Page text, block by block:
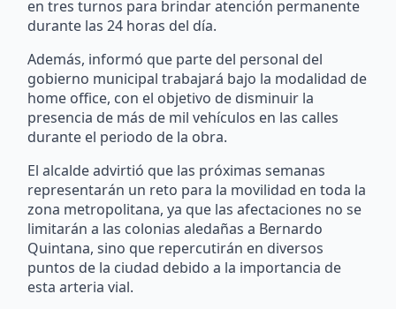
en tres turnos para brindar atención permanente
durante las 24 horas del día.
Además, informó que parte del personal del
gobierno municipal trabajará bajo la modalidad de
home office, con el objetivo de disminuir la
presencia de más de mil vehículos en las calles
durante el periodo de la obra.
El alcalde advirtió que las próximas semanas
representarán un reto para la movilidad en toda la
zona metropolitana, ya que las afectaciones no se
limitarán a las colonias aledañas a Bernardo
Quintana, sino que repercutirán en diversos
puntos de la ciudad debido a la importancia de
esta arteria vial.